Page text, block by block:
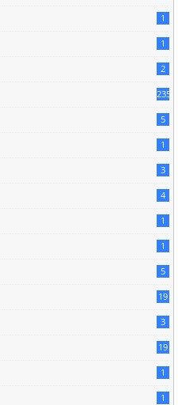
1
1
2
235
5
1
3
4
1
1
5
19
3
19
1
1